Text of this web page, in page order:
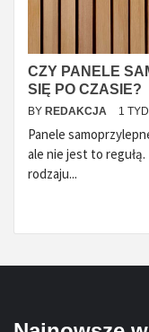
CZY PANELE
SIĘ PO CZASIE?
BY REDAKCJA 1
Panele
ale nie jest to
rodzaju...